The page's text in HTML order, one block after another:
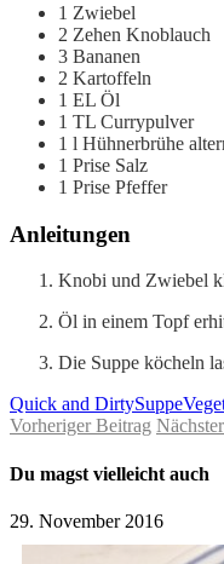
1 Zwiebel
2 Zehen Knoblauch
3 Bananen
2 Kartoffeln
1 EL Öl
1 TL Currypulver
1 l Hühnerbrühe
1 Prise Salz
1 Prise Pfeffer
Anleitungen
Knobi und Zwiebel
Öl in einem Topf
Die Suppe köcheln
Quick and DirtySuppe
Vorheriger Beitrag
Du magst vielleicht auch
29. November 2016